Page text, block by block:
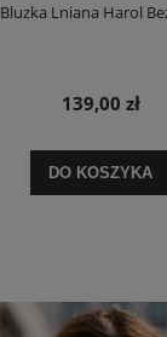
Bluzka Lniana Harol
139,00 zł
DO KOSZYKA